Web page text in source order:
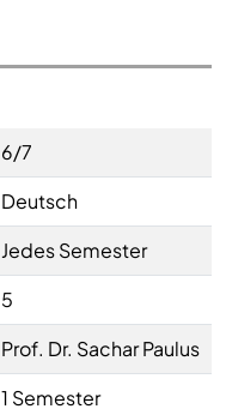
6/7
Deutsch
Jedes Semester
5
Prof. Dr. Sachar Paulus
1 Semester